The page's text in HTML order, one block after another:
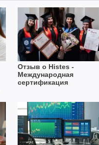
Отзыв о Histes -
Международная
сертификация